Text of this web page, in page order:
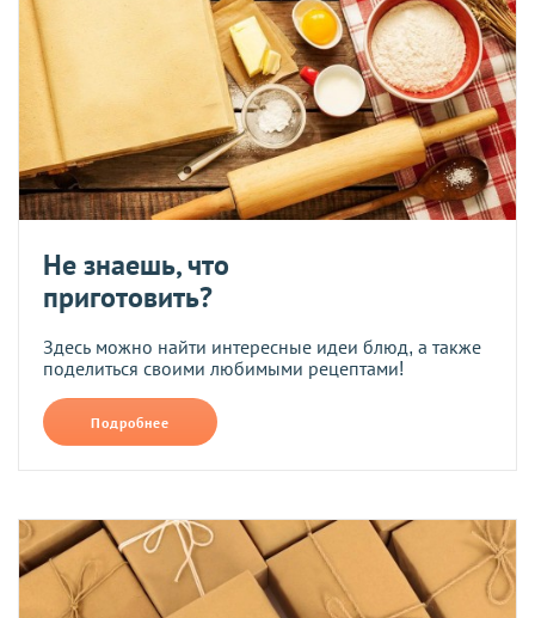
Не знаешь, что
приготовить?
Здесь можно найти интересные идеи блюд, а также
поделиться своими любимыми рецептами!
Подробнее